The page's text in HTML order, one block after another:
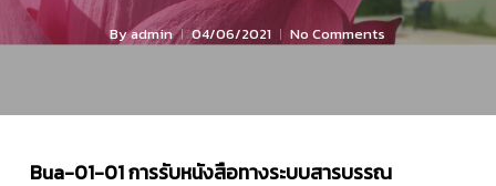
Byadmin 04/06/2021 No Comments
Bua-01-01 การรับหนังสือทางระบบสารบรรณ